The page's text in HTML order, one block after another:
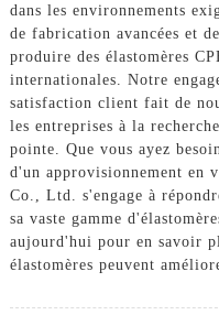
dans les environnements
de fabrication avancées et
produire des élastomères
internationales. Notre
satisfaction client fait de
les entreprises à la
pointe. Que vous ayez
d'un approvisionnement en
Co., Ltd. s'engage à
sa vaste gamme
aujourd'hui pour en savoir
élastomères peuvent